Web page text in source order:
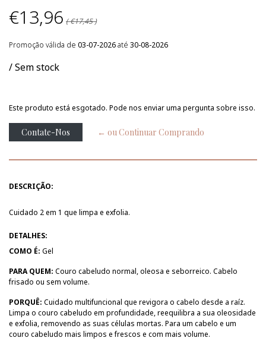
€13,96 ( €17,45 )
Promoção válida de 03-07-2026até 30-08-2026
/ Sem stock
Este produto está esgotado. Pode nos enviar uma pergunta sobre isso.
Contate-Nos ← ou Continuar Comprando
DESCRIÇÃO:
Cuidado 2 em 1 que limpa e exfolia.
DETALHES:
COMO É: Gel
PARA QUEM: Couro cabeludo normal, oleosa e seborreico. Cabelo
frisado ou sem volume.
PORQUÊ: Cuidado multifuncional que revigora o cabelo desde a raíz.
Limpa o couro cabeludo em profundidade, reequilibra a sua oleosidade
e exfolia, removendo as suas células mortas. Para um cabelo e um
couro cabeludo mais limpos e frescos e com mais volume.